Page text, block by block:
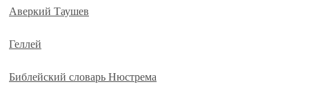
Аверкий Таушев
Геллей
Библейский словарь Нюстрема